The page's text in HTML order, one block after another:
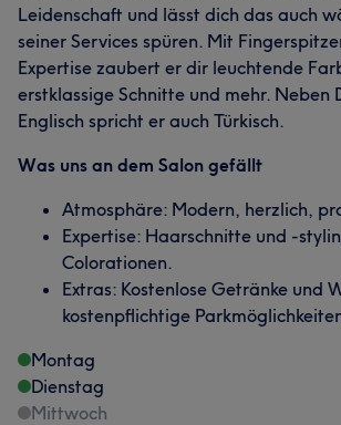
Leidenschaft und lässt dich das auch
seiner Services spüren. Mit
Expertise zaubert er dir leuchtende
erstklassige Schnitte und mehr. Neben
Englisch spricht er auch Türkisch.
Was uns an dem Salon gefällt
Atmosphäre: Modern, herzlich,
Expertise: Haarschnitte und -
Colorationen.
Extras: Kostenlose Getränke und
kostenpflichtige
Montag
Dienstag
Mittwoch